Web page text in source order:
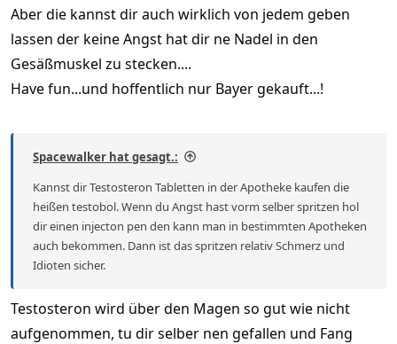
Aber die kannst dir auch wirklich von jedem geben
lassen der keine Angst hat dir ne Nadel in den
Gesäßmuskel zu stecken....
Have fun...und hoffentlich nur Bayer gekauft...!
Spacewalker hat gesagt.:
Kannst dir Testosteron Tabletten in der Apotheke kaufen die
heißen testobol. Wenn du Angst hast vorm selber spritzen hol
dir einen injecton pen den kann man in bestimmten Apotheken
auch bekommen. Dann ist das spritzen relativ Schmerz und
Idioten sicher.
Testosteron wird über den Magen so gut wie nicht
aufgenommen, tu dir selber nen gefallen und Fang